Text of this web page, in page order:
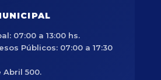
07:00 a 13:00 hs.
Públicos: 07:00 a 17:30
Abril 500.